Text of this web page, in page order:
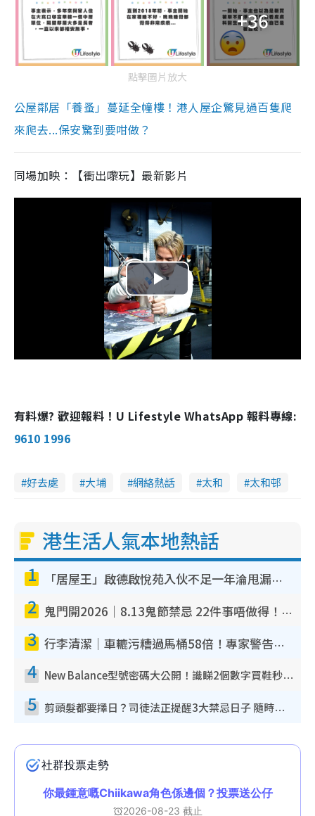
+36
點擊圖片放大
公屋鄰居「養蚤」蔓延全幢樓！港人屋企驚見過百隻爬
來爬去...保安驚到要咁做？
同場加映：【衝出嚟玩】最新影片
P
l
a
V
d
o
有料爆? 歡迎報料！U Lifestyle WhatsApp 報料專線:
9610 1996
好去處 大埔 網絡熱話 太和 太和邨
港生活人氣本地熱話
1 「居屋王」啟德啟悅苑入伙不足一年淪甩漏之王！插頭噴火花致大停電 多戶業主全屋家電報銷
2 鬼門開2026｜8.13鬼節禁忌 22件事唔做得！燒肉、刺身要少食？半夜勿吹口哨/打呢個電話
3 行李清潔｜車轆污糟過馬桶58倍！專家警告忌用酒精抹 教1招免污手除菌
4 New Balance型號密碼大公開！識睇2個數字買鞋秒知功能免中伏 附5大熱門鞋款
5 剪頭髮都要擇日？司徒法正提醒3大禁忌日子 隨時剪走財運！呢日剪髮恐「剪壽命」？